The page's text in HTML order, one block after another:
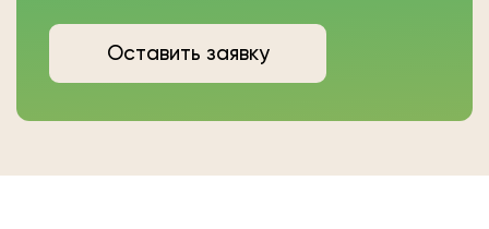
Оставить заявку